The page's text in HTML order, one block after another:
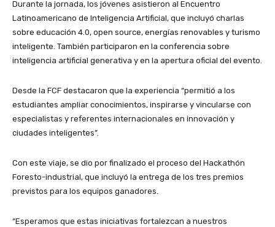
Durante la jornada, los jóvenes asistieron al Encuentro
Latinoamericano de Inteligencia Artificial, que incluyó charlas
sobre educación 4.0, open source, energías renovables y turismo
inteligente. También participaron en la conferencia sobre
inteligencia artificial generativa y en la apertura oficial del evento.
Desde la FCF destacaron que la experiencia “permitió a los
estudiantes ampliar conocimientos, inspirarse y vincularse con
especialistas y referentes internacionales en innovación y
ciudades inteligentes”.
Con este viaje, se dio por finalizado el proceso del Hackathón
Foresto-industrial, que incluyó la entrega de los tres premios
previstos para los equipos ganadores.
“Esperamos que estas iniciativas fortalezcan a nuestros